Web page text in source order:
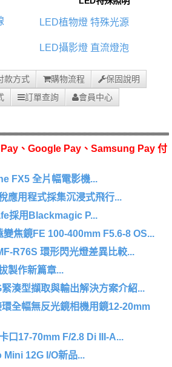
LED植物燈 特殊光源
LED攝影燈 直流燈泡
款方式 購物流程
保固說明
訂單查詢 會員中心
、Google Pay、Samsung Pay 付
FX5 全片幅電影機...
應用程式採集沉浸式飛行...
採用Blackmagic P...
焦鏡FE 100-400mm F5.6-8 OS...
R76S 環形閃光燈差異比較...
製作新篇章...
湊型擷取與輸出解決方案介紹...
全幅無反光鏡相機用鏡12-20mm
口17-70mm F/2.8 Di III-A...
12G I/O新品...